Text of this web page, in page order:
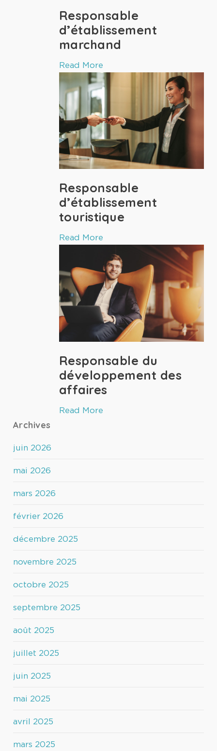
Responsable
d’établissement
marchand
Read More
Responsable
d’établissement
touristique
Read More
Responsable du
développement des
affaires
Read More
Archives
juin 2026
mai 2026
mars 2026
février 2026
décembre 2025
novembre 2025
octobre 2025
septembre 2025
août 2025
juillet 2025
juin 2025
mai 2025
avril 2025
mars 2025